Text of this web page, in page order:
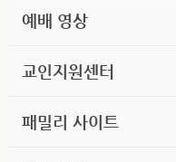
예배 영상
교인지원센터
패밀리 사이트